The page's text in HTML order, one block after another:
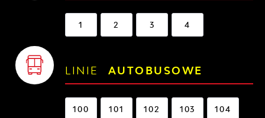
1 2 3 4
LINIE AUTOBUSOWE
100 101 102 103 104